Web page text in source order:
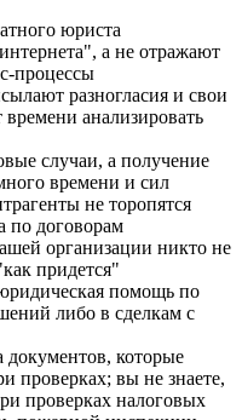
юриста
а не отражают
процессы
разногласия и свои
анализировать
случаи, а получение
времени и сил
не торопятся
по договорам
организации никто не
придется"
помощь по
либо в сделкам с
документов, которые
проверках; вы не знаете,
проверках налоговых